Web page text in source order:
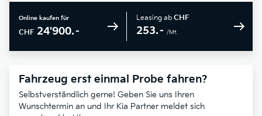
Online kaufen für
CHF 24'900.–
Leasing ab CHF
253.– /Mt.
Fahrzeug erst einmal Probe fahren?
Selbstverständlich gerne! Geben Sie uns Ihren
Wunschtermin an und Ihr Kia Partner meldet sich